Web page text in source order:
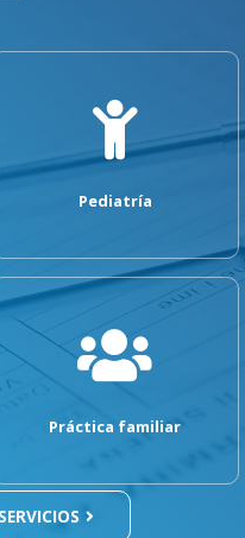
Pediatría
Práctica familiar